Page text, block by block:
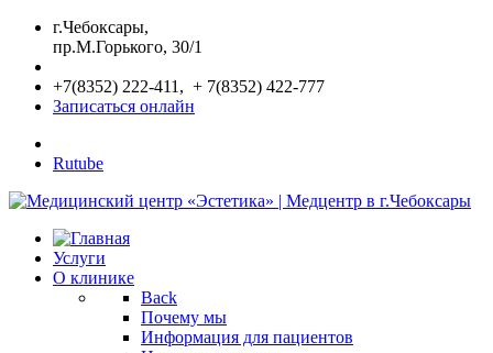
г.Чебоксары,
пр.М.Горького, 30/1
+7(8352) 222-411, + 7(8352) 422-777
Записаться онлайн
Rutube
Услуги
О клинике
Back
Почему мы
Информация для пациентов